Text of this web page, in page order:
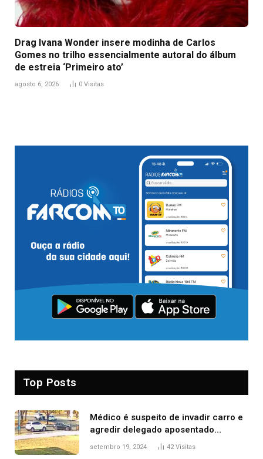
Drag Ivana Wonder insere modinha de Carlos
Gomes no trilho essencialmente autoral do álbum
de estreia ‘Primeiro ato’
agosto 6, 2026 0 Visitas
Top Posts
Médico é suspeito de invadir carro e
agredir delegado aposentado
durante confusão no trânsito
setembro 19, 2024 42Visitas